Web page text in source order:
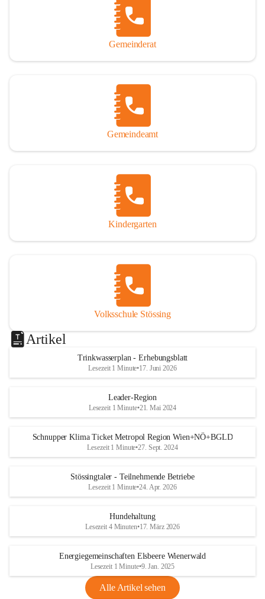
Gemeinderat
Gemeindeamt
Kindergarten
Volksschule Stössing
Artikel
Trinkwasserplan - Erhebungsblatt
Lesezeit 1 Minute•17. Juni 2026
Leader-Region
Lesezeit 1 Minute•21. Mai 2024
Schnupper Klima Ticket Metropol Region Wien+NÖ+BGLD
Lesezeit 1 Minute•27. Sept. 2024
Stössingtaler - Teilnehmende Betriebe
Lesezeit 1 Minute•24. Apr. 2026
Hundehaltung
Lesezeit 4 Minuten•17. März 2026
Energiegemeinschaften Elsbeere Wienerwald
Lesezeit 1 Minute•9. Jan. 2025
Alle Artikel sehen